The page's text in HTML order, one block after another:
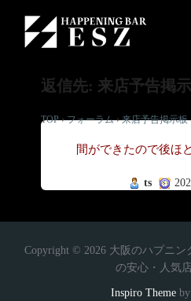
返信先: 来店予告掲
TOP › フォーラム › 来店予告掲示板
間ができたので後ほ
ts
Copyright © 2026 大阪のハプニン
の安心・人気
Inspiro Themeby